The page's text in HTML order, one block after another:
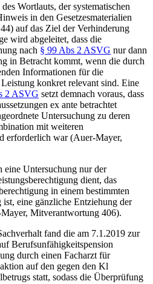
Wortlauts, der systematischen
in den Gesetzesmaterialien
auf das Ziel der Verhinderung
wird abgeleitet, dass die
nach § 99 Abs 2 ASVG nur dann
in Betracht kommt, wenn die durch
Informationen für die
konkret relevant sind. Eine
2 ASVG setzt demnach voraus, dass
ex ante betrachtet
Untersuchung zu deren
mit weiteren
erforderlich war (Auer-Mayer,
eine Untersuchung nur der
dient, das
in einem bestimmten
ist, eine gänzliche Entziehung der
, Mitverantwortung 406).
fand die am 7.1.2019 zur
Berufsunfähigkeitspension
durch einen Facharzt für
auf den gegen den Kl
statt, sodass die Überprüfung